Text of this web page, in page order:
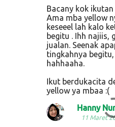
Bacany kok
Ama mba yellow
keseeel lah kalo
begitu . Ihh najiis,
jualan. Seenak
tingkahnya
hahhaaha.
Ikut berdukacita
yellow ya mbaa :(
Hanny
11 Maret